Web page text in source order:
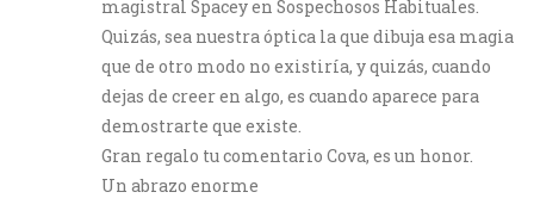
magistral Spacey en Sospechosos Habituales.
Quizás, sea nuestra óptica la que dibuja esa magia
que de otro modo no existiría, y quizás, cuando
dejas de creer en algo, es cuando aparece para
demostrarte que existe.
Gran regalo tu comentario Cova, es un honor.
Un abrazo enorme